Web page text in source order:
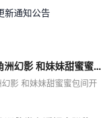
新通知公告
幻影 和妹妹甜蜜蜜
影 和妹妹甜蜜蜜包间开